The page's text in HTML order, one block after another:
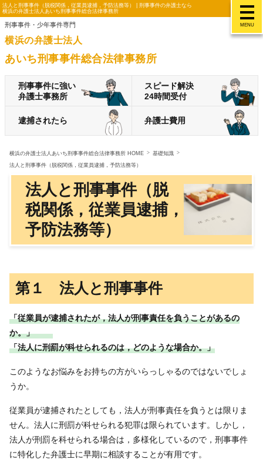
MENU
法人と刑事事件（脱税関係，従業員逮捕，予防法務等） | 刑事事件の弁護士なら
横浜の弁護士法人あいち刑事事件総合法律事務所
刑事事件・少年事件専門
横浜の弁護士法人
あいち刑事事件総合法律事務所
刑事事件に強い
弁護士事務所
スピード解決
24時間受付
逮捕されたら 弁護士費用
横浜の弁護士法人あいち刑事事件総合法律事務所 HOME
基礎知識
法人と刑事事件（脱税関係，従業員逮捕，予防法務等）
法人と刑事事件（脱
税関係，従業員逮捕，
予防法務等）
第１ 法人と刑事事件
「従業員が逮捕されたが，法人が刑事責任を負うことがあるの
か。」
「法人に刑罰が科せられるのは，どのような場合か。」
このようなお悩みをお持ちの方がいらっしゃるのではないでしょ
うか。
従業員が逮捕されたとしても，法人が刑事責任を負うとは限りま
せん。法人に刑罰が科せられる犯罪は限られています。しかし，
法人が刑罰を科せられる場合は，多様化しているので，刑事事件
に特化した弁護士に早期に相談することが有用です。